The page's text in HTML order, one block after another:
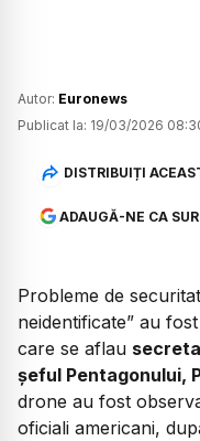
Autor: Euronews
Publicat la: 19/03/2026
DISTRIBUIȚI
ADAUGĂ-NE CA
Probleme de
neidentificate” au
care se aflau
șeful Pentagonului,
drone au fost
oficiali americani,